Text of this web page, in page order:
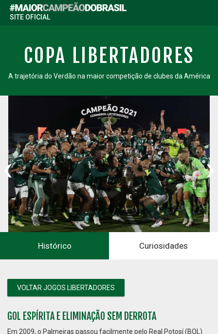
SITE OFICIAL
COPA LIBERTADORES
A trajetória do Verdão na maior competição de clubes da América
2021
‹ ›
Histórico Curiosidades
VOLTAR JOGOS LIBERTADORES
GOL ESPÍRITA E ELIMINAÇÃO SEM DERROTA
Em 2009, o Palmeiras passou facilmente pelo Real Potosí (BOL)